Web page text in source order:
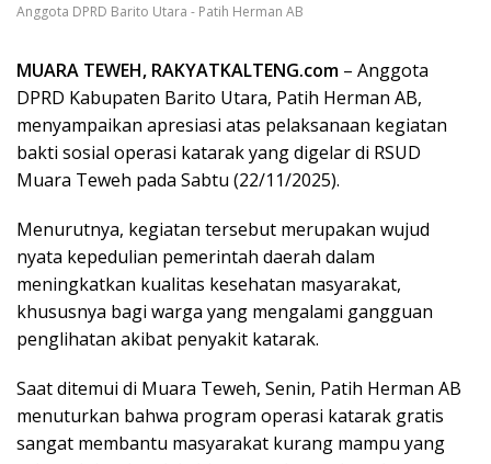
Anggota DPRD Barito Utara - Patih Herman AB
MUARA TEWEH, RAKYATKALTENG.com – Anggota
DPRD Kabupaten Barito Utara, Patih Herman AB,
menyampaikan apresiasi atas pelaksanaan kegiatan
bakti sosial operasi katarak yang digelar di RSUD
Muara Teweh pada Sabtu (22/11/2025).
Menurutnya, kegiatan tersebut merupakan wujud
nyata kepedulian pemerintah daerah dalam
meningkatkan kualitas kesehatan masyarakat,
khususnya bagi warga yang mengalami gangguan
penglihatan akibat penyakit katarak.
Saat ditemui di Muara Teweh, Senin, Patih Herman AB
menuturkan bahwa program operasi katarak gratis
sangat membantu masyarakat kurang mampu yang